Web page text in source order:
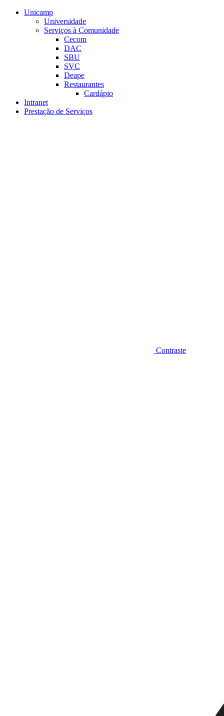
Conteúdo principal
Unicamp
Universidade
Serviços à Comunidade
Cecom
DAC
SBU
SVC
Deape
Restaurantes
Cardápio
Intranet
Prestação de Serviços
Contraste